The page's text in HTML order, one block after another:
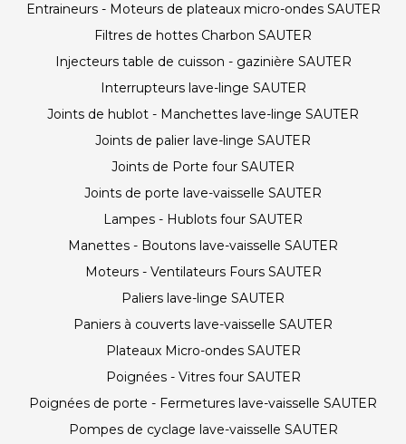
Entraineurs - Moteurs de plateaux micro-ondes SAUTER
Filtres de hottes Charbon SAUTER
Injecteurs table de cuisson - gazinière SAUTER
Interrupteurs lave-linge SAUTER
Joints de hublot - Manchettes lave-linge SAUTER
Joints de palier lave-linge SAUTER
Joints de Porte four SAUTER
Joints de porte lave-vaisselle SAUTER
Lampes - Hublots four SAUTER
Manettes - Boutons lave-vaisselle SAUTER
Moteurs - Ventilateurs Fours SAUTER
Paliers lave-linge SAUTER
Paniers à couverts lave-vaisselle SAUTER
Plateaux Micro-ondes SAUTER
Poignées - Vitres four SAUTER
Poignées de porte - Fermetures lave-vaisselle SAUTER
Pompes de cyclage lave-vaisselle SAUTER